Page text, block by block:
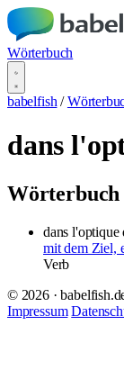
Wörterbuch
babelfish /
dans
Wörterbuch
dans l'optique
mit dem Ziel,
Verb
© 2026 ·
Impressum